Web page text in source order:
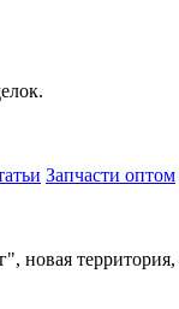
Запчасти оптом
новая территория,